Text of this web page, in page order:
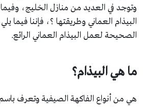
وتوجد في العديد من منازل الخليج،
البيذام العماني وطريقتها ؟، فإننا فيما
الصحيحة لعمل البيذام العماني الرائع.
ما هي البيذام؟
هي من أنواع الفاكهة الصيفية وتعرف باسم